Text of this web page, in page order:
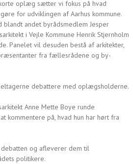
oplæg sætter vi fokus på hvad
for udviklingen af Aarhus kommune.
andet byrådsmedlem Jesper
i Vejle Kommune Henrik Stjernholm
Panelet vil desuden bestå af arkitekter,
fra fællesrådene og by-
debattere med oplægsholderne.
Anne Mette Boye runde
kommentere på, hvad hun har hørt fra
og afleverer dem til
politikere.